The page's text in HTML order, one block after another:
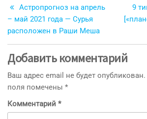
по
записям
запись
Астропрогноз на апрель
– май 2021 года — Сурья
расположен в Раши Меша
9
Добавить комментарий
Ваш адрес email не будет опубликован.
поля помечены *
Комментарий *